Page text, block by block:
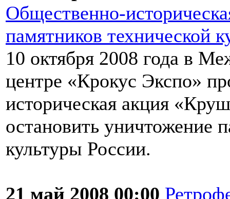
Общественно-
памятников технической
10 октября 2008 года в
центре «Крокус Экспо»
историческая акция
остановить уничтожение
культуры России.
21 май 2008 00:00